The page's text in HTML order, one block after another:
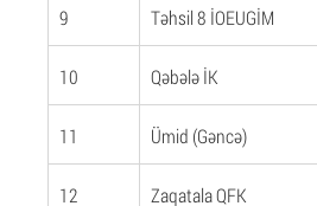
9 Təhsil 8 İOEUGİM
10 Qəbələ İK
11 Ümid (Gəncə)
12 Zaqatala QFK